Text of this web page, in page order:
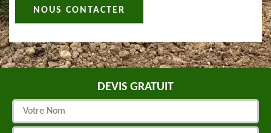
NOUS CONTACTER
DEVIS GRATUIT